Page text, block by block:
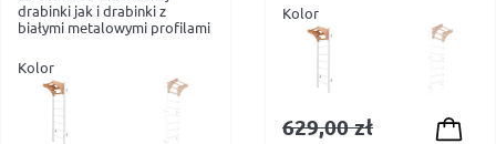
drabinki jak i drabinki z
białymi metalowymi profilami
Kolor
Kolor
629,00zł